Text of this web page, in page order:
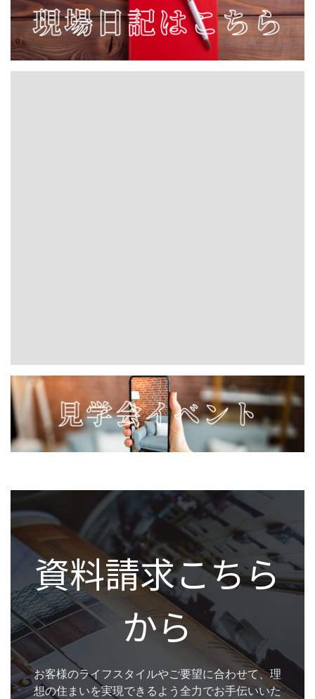
資料請求こちら
から
お客様のライフスタイルやご要望に合わせて、理
想の住まいを実現できるよう全力でお手伝いいた